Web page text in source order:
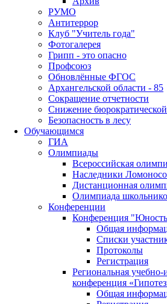
РУМО
Антитеррор
Клуб "Учитель года"
Фотогалерея
Грипп - это опасно
Профсоюз
Обновлённые ФГОС
Архангельской области - 85
Сокращение отчетности
Снижение бюрократической
Безопасность в лесу
Обучающимся
ГИА
Олимпиады
Всероссийская
Наследники
Дистанционная
Олимпиада
Конференции
Конференция
Общая
Списки
Протоколы
Регистрация
Региональная учебно-
конференция
Общая